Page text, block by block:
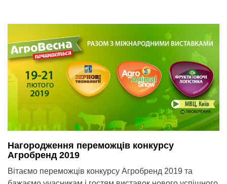
Нагородження переможців конкурсу
Агробренд 2019
Вітаємо переможців конкурсу Агробренд 2019 та